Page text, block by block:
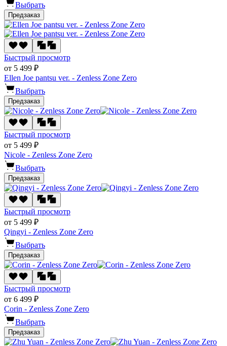
Выбрать
Предзаказ
Быстрый просмотр
от 5 499 ₽
Ellen Joe pantsu ver. - Zenless Zone Zero
Выбрать
Предзаказ
Быстрый просмотр
от 5 499 ₽
Nicole - Zenless Zone Zero
Выбрать
Предзаказ
Быстрый просмотр
от 5 499 ₽
Qingyi - Zenless Zone Zero
Выбрать
Предзаказ
Быстрый просмотр
от 6 499 ₽
Corin - Zenless Zone Zero
Выбрать
Предзаказ